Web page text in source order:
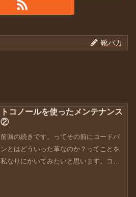
靴バカ
トコノールを使ったメンテナンス
②
前回の続きです。ってその前にコードバ
ンとはどういった革なのか？ってことを
私なりにかいてみたいと思います。コー